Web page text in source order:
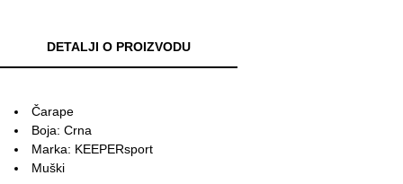
DETALJI O PROIZVODU
Čarape
Boja: Crna
Marka: KEEPERsport
Muški